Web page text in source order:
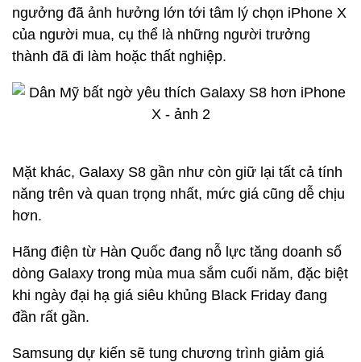
ngưởng đã ảnh hưởng lớn tới tâm lý chọn iPhone X
của người mua, cụ thể là những người trưởng
thành đã đi làm hoặc thất nghiệp.
Mặt khác, Galaxy S8 gần như còn giữ lại tất cả tính
năng trên và quan trọng nhất, mức giá cũng dễ chịu
hơn.
Hãng điện từ Hàn Quốc đang nỗ lực tăng doanh số
dòng Galaxy trong mùa mua sắm cuối năm, đặc biệt
khi ngày đại hạ giá siêu khủng Black Friday đang
đần rất gần.
Samsung dự kiến sẽ tung chương trình giảm giá